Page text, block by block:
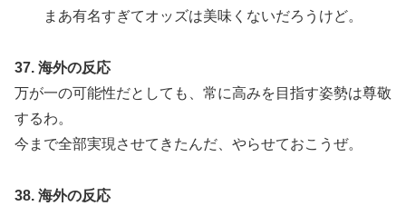
まあ有名すぎてオッズは美味くないだろうけど。
37. 海外の反応
万が一の可能性だとしても、常に高みを目指す姿勢は尊敬
するわ。
今まで全部実現させてきたんだ、やらせておこうぜ。
38. 海外の反応